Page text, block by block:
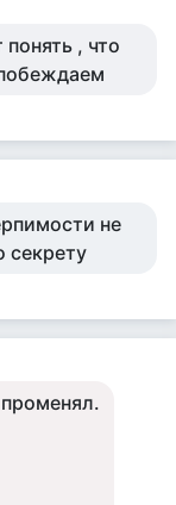
, что
не
секрету